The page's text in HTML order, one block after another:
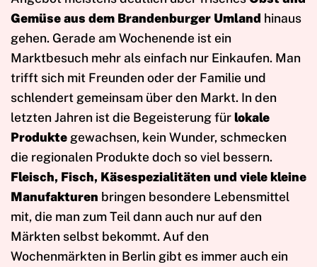
Gemüse aus dem Brandenburger Umland hinaus
gehen. Gerade am Wochenende ist ein
Marktbesuch mehr als einfach nur Einkaufen. Man
trifft sich mit Freunden oder der Familie und
schlendert gemeinsam über den Markt. In den
letzten Jahren ist die Begeisterung fürlokale
Produkte gewachsen, kein Wunder, schmecken
die regionalen Produkte doch so viel bessern.
Fleisch, Fisch, Käsespezialitäten und viele kleine
Manufakturen bringen besondere Lebensmittel
mit, die man zum Teil dann auch nur auf den
Märkten selbst bekommt. Auf den
Wochenmärkten in Berlin gibt es immer auch ein